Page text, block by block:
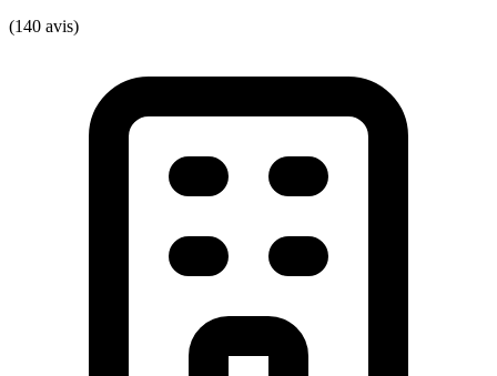
(140 avis)